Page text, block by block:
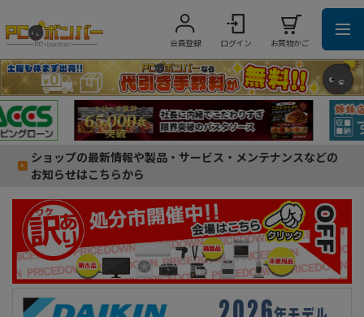
会員登録 ログイン お買物かご
ショップの最新情報や製品・サービス・メンテナンスなどの
お知らせはこちらから